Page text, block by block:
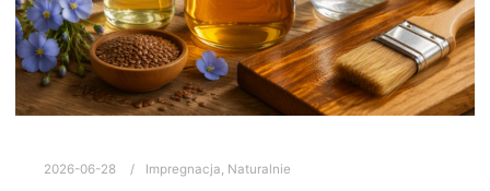
2026-06-28 Impregnacja, Naturalnie